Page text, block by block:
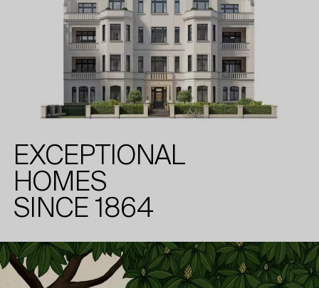
DÜSSELDORF
KÖLN
UNTERNEHMEN
PRESSE
KARRIERE
EXCEPTIONAL
HOMES
SINCE 1864